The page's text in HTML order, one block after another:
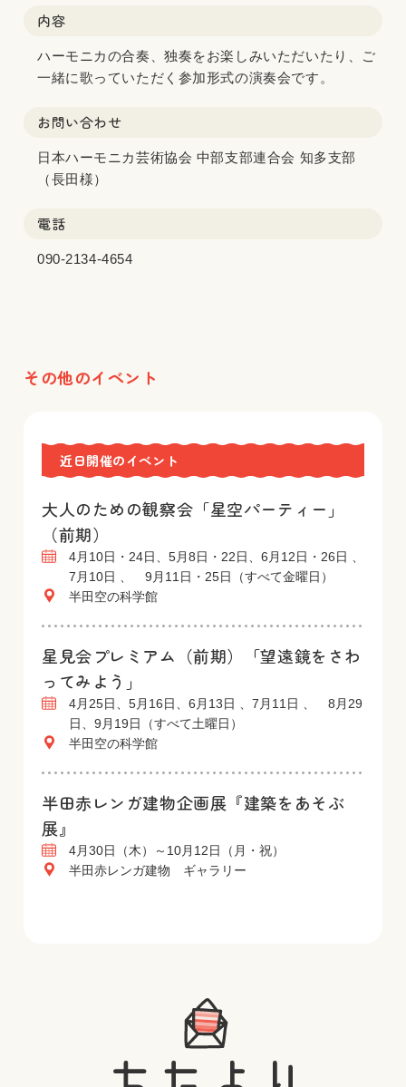
内容
ハーモニカの合奏、独奏をお楽しみいただいたり、ご
一緒に歌っていただく参加形式の演奏会です。
お問い合わせ
日本ハーモニカ芸術協会 中部支部連合会 知多支部
（長田様）
電話
090-2134-4654
その他のイベント
近日開催のイベント
大人のための観察会「星空パーティー」
（前期）
4月10日・24日、5月8日・22日、6月12日・26日 、
7月10日 、 9月11日・25日（すべて金曜日）
半田空の科学館
星見会プレミアム（前期）「望遠鏡をさわ
ってみよう」
4月25日、5月16日、6月13日 、7月11日 、 8月29
日、9月19日（すべて土曜日）
半田空の科学館
半田赤レンガ建物企画展『建築をあそぶ
展』
4月30日（木）～10月12日（月・祝）
半田赤レンガ建物 ギャラリー